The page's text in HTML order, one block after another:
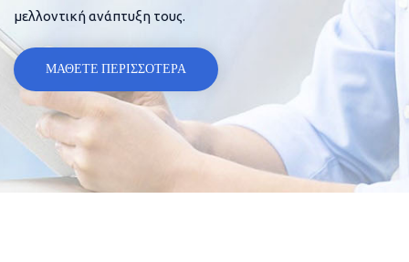
μελλοντική ανάπτυξη τους.
ΜΑΘΕΤΕ ΠΕΡΙΣΣΟΤΕΡΑ